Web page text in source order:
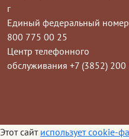
г
Единый федеральный
800 775 00 25
Центр телефонного
обслуживания +7 (3852) 200
Этот сайт использует cookie-